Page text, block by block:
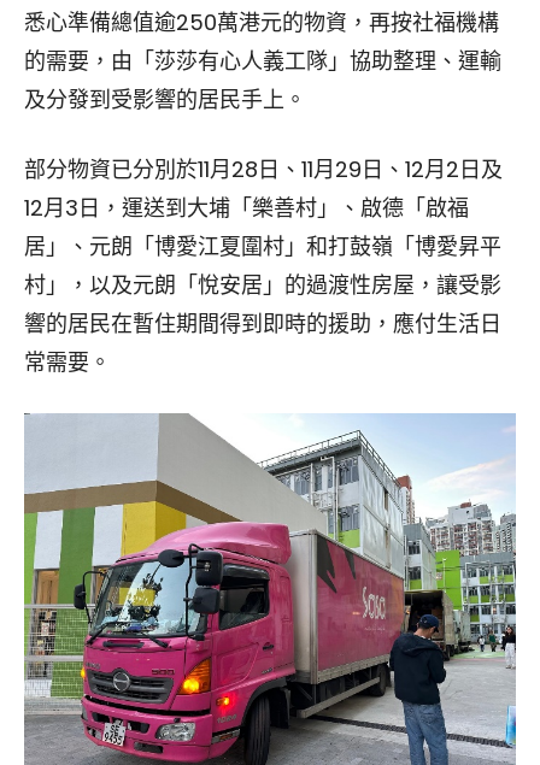
悉心準備總值逾250萬港元的物資，再按社福機構
的需要，由「莎莎有心人義工隊」協助整理、運輸
及分發到受影響的居民手上。
部分物資已分別於11月28日、11月29日、12月2日及
12月3日，運送到大埔「樂善村」、啟德「啟福
居」、元朗「博愛江夏圍村」和打鼓嶺「博愛昇平
村」，以及元朗「悅安居」的過渡性房屋，讓受影
響的居民在暫住期間得到即時的援助，應付生活日
常需要。